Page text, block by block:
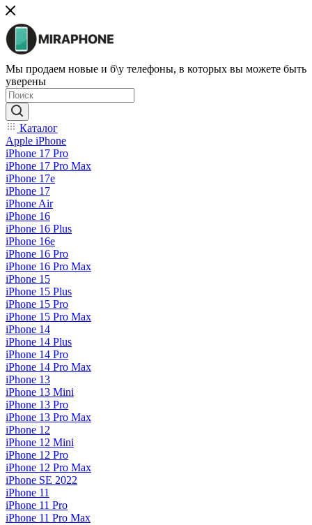
Мы продаем новые и б\у телефоны, в которых вы можете быть
уверены
Каталог
Apple iPhone
iPhone 17 Pro
iPhone 17 Pro Max
iPhone 17e
iPhone 17
iPhone Air
iPhone 16
iPhone 16 Plus
iPhone 16e
iPhone 16 Pro
iPhone 16 Pro Max
iPhone 15
iPhone 15 Plus
iPhone 15 Pro
iPhone 15 Pro Max
iPhone 14
iPhone 14 Plus
iPhone 14 Pro
iPhone 14 Pro Max
iPhone 13
iPhone 13 Mini
iPhone 13 Pro
iPhone 13 Pro Max
iPhone 12
iPhone 12 Mini
iPhone 12 Pro
iPhone 12 Pro Max
iPhone SE 2022
iPhone 11
iPhone 11 Pro
iPhone 11 Pro Max